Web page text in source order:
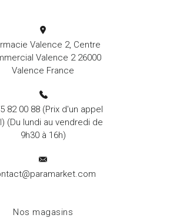
Valence 2, Centre
Valence 2 26000
Valence France
82 00 88(Prix d'un appel
(Du lundi au vendredi de
9h30 à 16h)
Nos magasins